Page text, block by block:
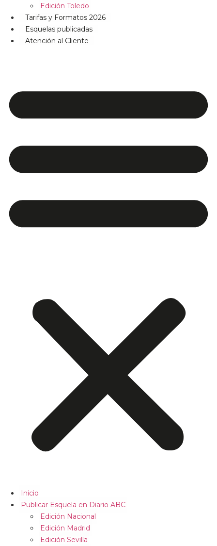
Edición Toledo
Tarifas y Formatos 2026
Esquelas publicadas
Atención al Cliente
Inicio
Publicar Esquela en Diario ABC
Edición Nacional
Edición Madrid
Edición Sevilla